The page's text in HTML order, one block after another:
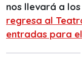
nos llevará a
regresa al
entradas para